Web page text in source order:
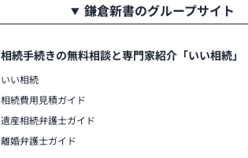
鎌倉新書のグループサイト
相続手続きの無料相談と専門家紹介「いい相続」
いい相続
相続費用見積ガイド
遺産相続弁護士ガイド
離婚弁護士ガイド